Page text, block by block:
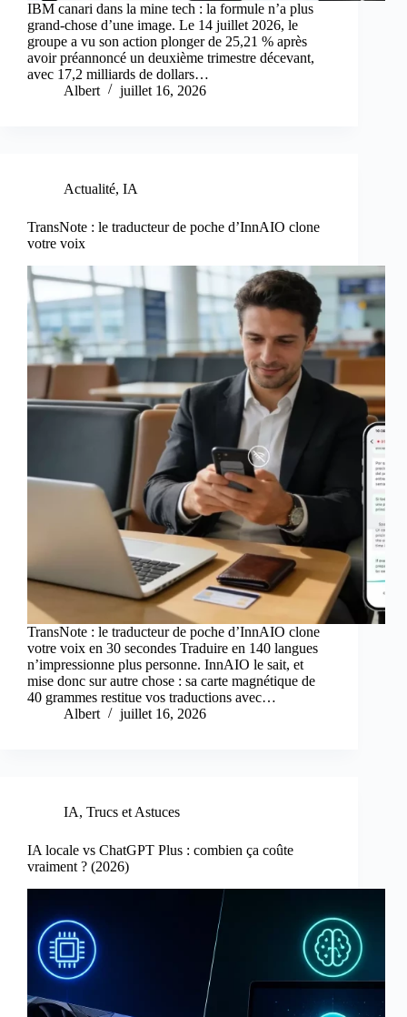
IBM canari dans la mine tech : la formule n’a plus
grand-chose d’une image. Le 14 juillet 2026, le
groupe a vu son action plonger de 25,21 % après
avoir préannoncé un deuxième trimestre décevant,
avec 17,2 milliards de dollars…
Albert
juillet 16, 2026
Actualité, IA
TransNote : le traducteur de poche d’InnAIO clone
votre voix
TransNote : le traducteur de poche d’InnAIO clone
votre voix en 30 secondes Traduire en 140 langues
n’impressionne plus personne. InnAIO le sait, et
mise donc sur autre chose : sa carte magnétique de
40 grammes restitue vos traductions avec…
Albert
juillet 16, 2026
IA, Trucs et Astuces
IA locale vs ChatGPT Plus : combien ça coûte
vraiment ? (2026)